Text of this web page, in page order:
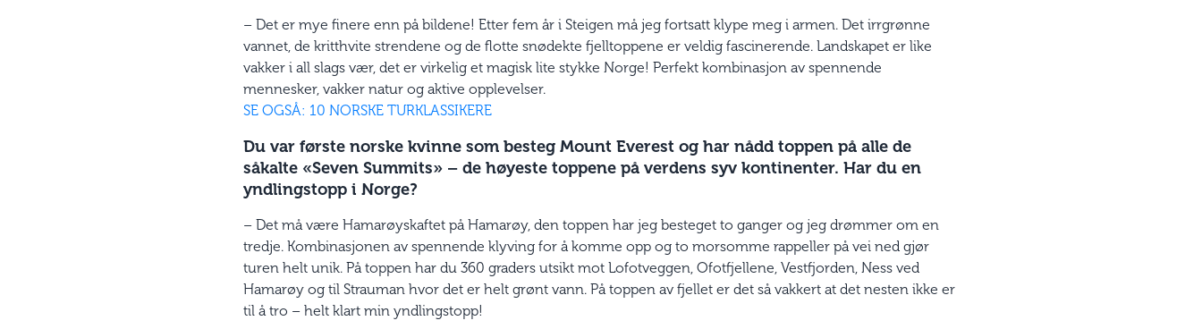
– Det er mye finere enn på bildene! Etter fem år i Steigen må jeg fortsatt klype meg i armen. Det irrgrønne
vannet, de kritthvite strendene og de flotte snødekte fjelltoppene er veldig fascinerende. Landskapet er like
vakker i all slags vær, det er virkelig et magisk lite stykke Norge! Perfekt kombinasjon av spennende
mennesker, vakker natur og aktive opplevelser.
SE OGSÅ: 10 NORSKE TURKLASSIKERE
Du var første norske kvinne som besteg Mount Everest og har nådd toppen på alle de
såkalte «Seven Summits» – de høyeste toppene på verdens syv kontinenter. Har du en
yndlingstopp i Norge?
– Det må være Hamarøyskaftet på Hamarøy, den toppen har jeg besteget to ganger og jeg drømmer om en
tredje. Kombinasjonen av spennende klyving for å komme opp og to morsomme rappeller på vei ned gjør
turen helt unik. På toppen har du 360 graders utsikt mot Lofotveggen, Ofotfjellene, Vestfjorden, Ness ved
Hamarøy og til Strauman hvor det er helt grønt vann. På toppen av fjellet er det så vakkert at det nesten ikke er
til å tro – helt klart min yndlingstopp!